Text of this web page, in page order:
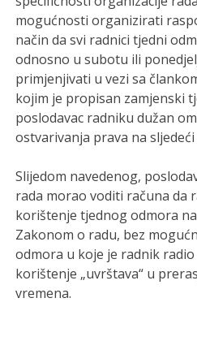
mogućnosti organizirati
način da svi radnici tjedni
odnosno u subotu ili
primjenjivati u vezi sa
kojim je propisan zamjenski
poslodavac radniku dužan
ostvarivanja prava na
Slijedom navedenog,
rada morao voditi računa da
korištenje tjednog odmora
Zakonom o radu, bez
odmora u koje je radnik radio
korištenje „uvrštava“ u
vremena.